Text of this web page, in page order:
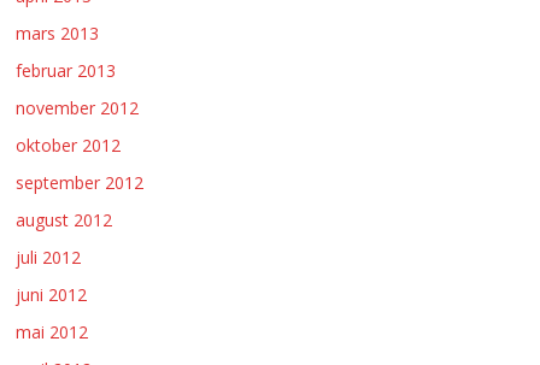
mars 2013
februar 2013
november 2012
oktober 2012
september 2012
august 2012
juli 2012
juni 2012
mai 2012